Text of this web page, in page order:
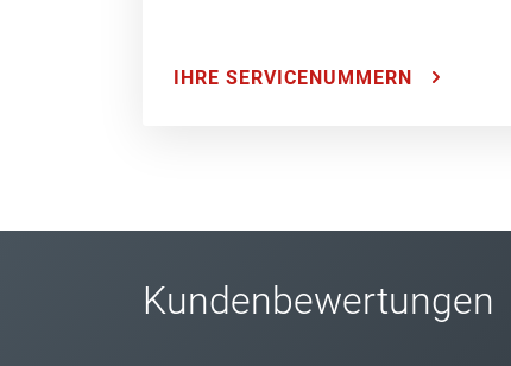
IHRE SERVICENUMMERN
Kundenbewertungen